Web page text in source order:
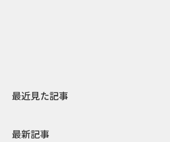
最近見た記事
最新記事